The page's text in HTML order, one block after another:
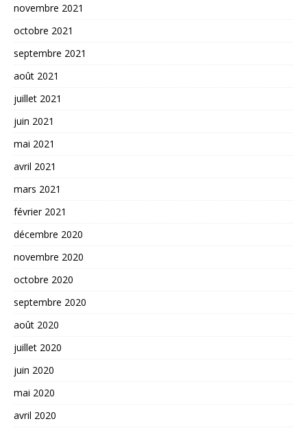
novembre 2021
octobre 2021
septembre 2021
août 2021
juillet 2021
juin 2021
mai 2021
avril 2021
mars 2021
février 2021
décembre 2020
novembre 2020
octobre 2020
septembre 2020
août 2020
juillet 2020
juin 2020
mai 2020
avril 2020